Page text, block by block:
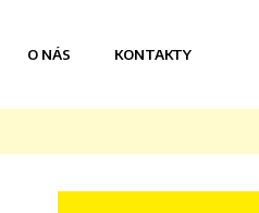
O NÁS KONTAKTY